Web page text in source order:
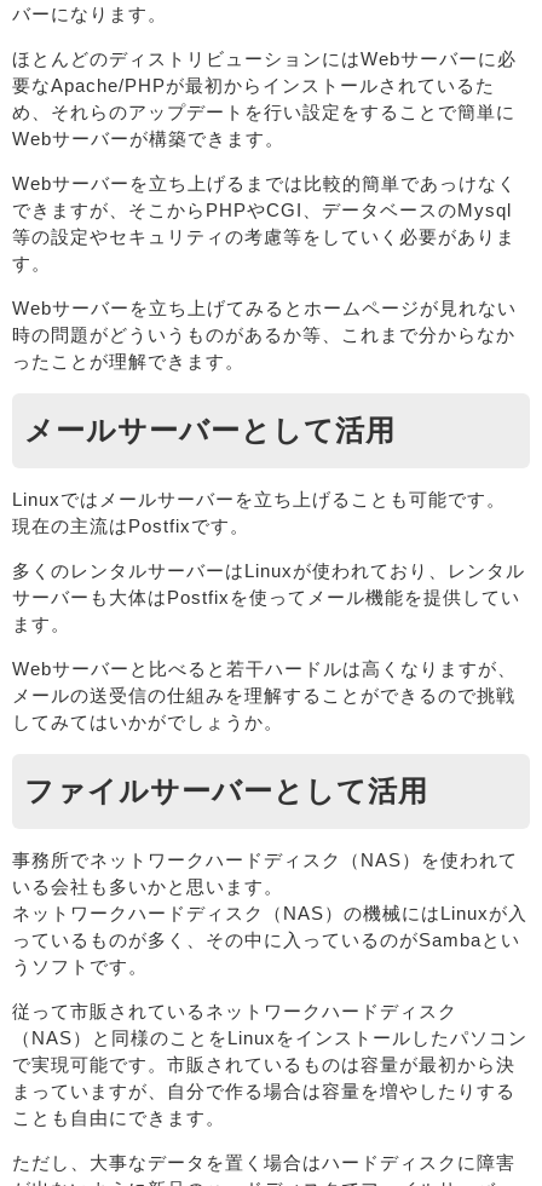
バーになります。
ほとんどのディストリビューションにはWebサーバーに必
要なApache/PHPが最初からインストールされているた
め、それらのアップデートを行い設定をすることで簡単に
Webサーバーが構築できます。
Webサーバーを立ち上げるまでは比較的簡単であっけなく
できますが、そこからPHPやCGI、データベースのMysql
等の設定やセキュリティの考慮等をしていく必要がありま
す。
Webサーバーを立ち上げてみるとホームページが見れない
時の問題がどういうものがあるか等、これまで分からなか
ったことが理解できます。
メールサーバーとして活用
Linuxではメールサーバーを立ち上げることも可能です。
現在の主流はPostfixです。
多くのレンタルサーバーはLinuxが使われており、レンタル
サーバーも大体はPostfixを使ってメール機能を提供してい
ます。
Webサーバーと比べると若干ハードルは高くなりますが、
メールの送受信の仕組みを理解することができるので挑戦
してみてはいかがでしょうか。
ファイルサーバーとして活用
事務所でネットワークハードディスク（NAS）を使われて
いる会社も多いかと思います。
ネットワークハードディスク（NAS）の機械にはLinuxが入
っているものが多く、その中に入っているのがSambaとい
うソフトです。
従って市販されているネットワークハードディスク
（NAS）と同様のことをLinuxをインストールしたパソコン
で実現可能です。市販されているものは容量が最初から決
まっていますが、自分で作る場合は容量を増やしたりする
ことも自由にできます。
ただし、大事なデータを置く場合はハードディスクに障害